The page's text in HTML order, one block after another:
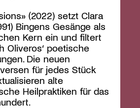
(2022) setzt Clara
Bingens Gesänge als
Kern ein und filtert
Oliveros‘ poetische
Die neuen
für jedes Stück
alte
Heilpraktiken für das